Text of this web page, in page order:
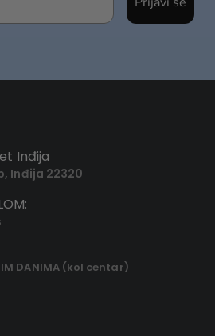
Inđija
Inđija 22320
DANIMA (kol centar)